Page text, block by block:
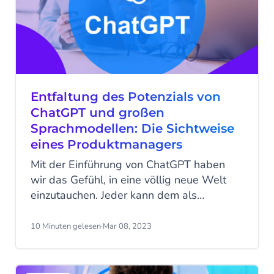
Entfaltung des Potenzials von
ChatGPT und großen
Sprachmodellen: Die Sichtweise
eines Produktmanagers
Mit der Einführung von ChatGPT haben
wir das Gefühl, in eine völlig neue Welt
einzutauchen. Jeder kann dem als
Fragen stellen und Befehle erteilen.
10 Minuten gelesen·Mar 08, 2023